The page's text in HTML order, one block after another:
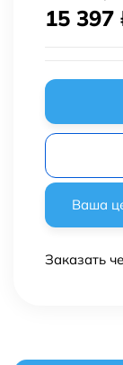
15 397
Заказать